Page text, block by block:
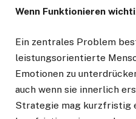
Wenn Funktionieren
Ein zentrales Problem
leistungsorientierte
Emotionen zu
auch wenn sie innerlich
Strategie mag kurzfristig